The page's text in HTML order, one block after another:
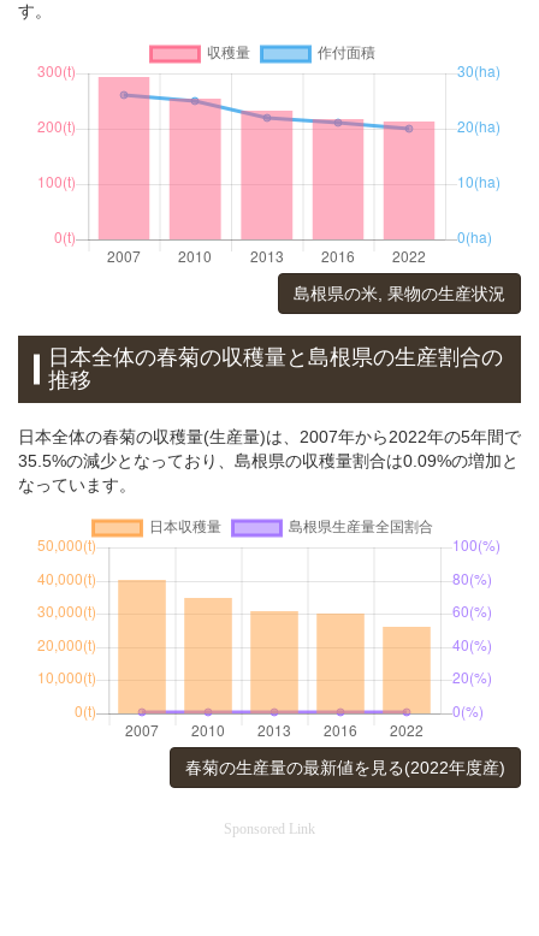
す。
島根県の米, 果物の生産状況
日本全体の春菊の収穫量と島根県の生産割合の
推移
日本全体の春菊の収穫量(生産量)は、2007年から2022年の5年間で
35.5%の減少となっており、島根県の収穫量割合は0.09%の増加と
なっています。
春菊の生産量の最新値を見る(2022年度産)
Sponsored Link